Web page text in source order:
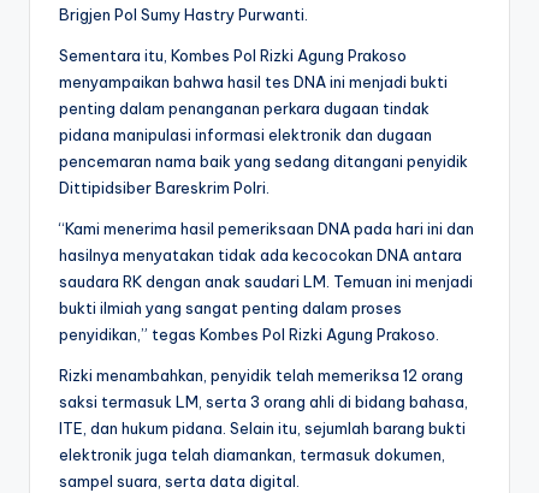
Brigjen Pol Sumy Hastry Purwanti.
Sementara itu, Kombes Pol Rizki Agung Prakoso
menyampaikan bahwa hasil tes DNA ini menjadi bukti
penting dalam penanganan perkara dugaan tindak
pidana manipulasi informasi elektronik dan dugaan
pencemaran nama baik yang sedang ditangani penyidik
Dittipidsiber Bareskrim Polri.
“Kami menerima hasil pemeriksaan DNA pada hari ini dan
hasilnya menyatakan tidak ada kecocokan DNA antara
saudara RK dengan anak saudari LM. Temuan ini menjadi
bukti ilmiah yang sangat penting dalam proses
penyidikan,” tegas Kombes Pol Rizki Agung Prakoso.
Rizki menambahkan, penyidik telah memeriksa 12 orang
saksi termasuk LM, serta 3 orang ahli di bidang bahasa,
ITE, dan hukum pidana. Selain itu, sejumlah barang bukti
elektronik juga telah diamankan, termasuk dokumen,
sampel suara, serta data digital.